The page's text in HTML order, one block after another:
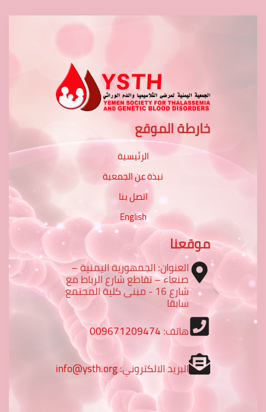
خارطة الموقع
الرئيسية
نبذة عن الجمعية
اتصل بنا
English
موقعنا
العنوان: الجمهورية اليمنية –
صنعاء – تقاطع شارع الرباط مع
شارع 16 - مبنى كلية المجتمع
سابقا
هاتف:009671209474
البريد الالكتروني:info@ysth.org